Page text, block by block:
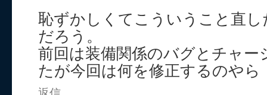
恥ずかしくてこういうこと直
だろう。
前回は装備関係のバグとチャー
たが今回は何を修正するのやら
返信